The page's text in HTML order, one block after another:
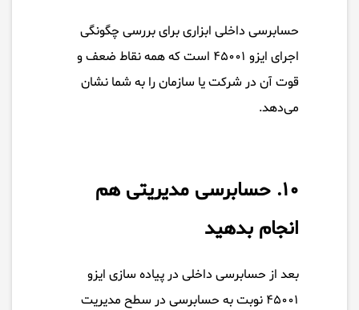
حسابرسی داخلی ابزاری برای بررسی چگونگی
اجرای ایزو ۴۵۰۰۱ است که همه نقاط ضعف و
قوت آن در شرکت یا سازمان را به شما نشان
می‌دهد.
۱۰. حسابرسی مدیریتی هم
انجام بدهید
بعد از حسابرسی داخلی در پیاده سازی ایزو
۴۵۰۰۱ نوبت به حسابرسی در سطح مدیریت